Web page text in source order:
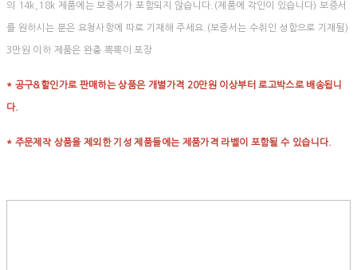
의 14k,18k 제품에는 보증서가 포함되지 않습니다.(제품에 각인이 있습니다) 보증서
를 원하시는 분은 요청사항에 따로 기재해 주세요.(보증서는 수취인 성함으로 기재됨)
3만원 이하 제품은 완충 뽁뽁이 포장
* 공구&할인가로 판매하는 상품은 개별가격 20만원 이상부터 로고박스로 배송됩니
다.
* 주문제작 상품을 제외한 기성 제품들에는 제품가격 라벨이 포함될 수 있습니다.